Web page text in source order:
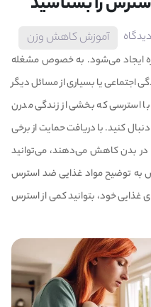
آموزش کاهش وزن
ایجاد می‌شود. به خصوص مشغله
اجتماعی یا بسیاری از مسائل دیگر
استرسی که بخشی از زندگی مدرن
کنید. با دریافت حمایت از برخی
بدن کاهش می‌دهند، می‌توانید
به توضیح مواد غذایی ضد استرس
غذایی خود، بتوانید کمی از استرس